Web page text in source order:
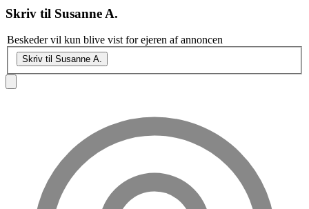
Skriv til Susanne A.
Beskeder vil kun blive vist for ejeren af annoncen
Skriv til Susanne A.